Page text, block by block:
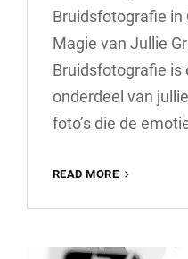
Bruidsfotografie in
Magie van Jullie
Bruidsfotografie is
onderdeel van
foto’s die de
READ MORE
IN
VANG